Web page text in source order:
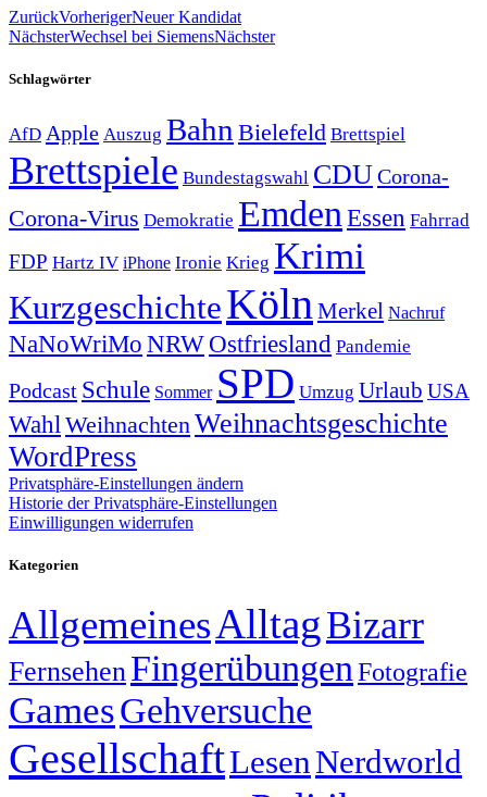
ZurückVorherigerNeuer Kandidat
NächsterWechsel bei SiemensNächster
Schlagwörter
AfD Apple Auszug Bahn Bielefeld Brettspiel
Brettspiele Bundestagswahl CDUCorona-
Corona-Virus Demokratie Emden Essen Fahrrad
FDP Hartz IV iPhone Ironie Krieg Krimi
KurzgeschichteKölnMerkel Nachruf
NaNoWriMo NRWOstfriesland Pandemie
Podcast Schule Sommer SPD Umzug Urlaub USA
WahlWeihnachtenWeihnachtsgeschichte
WordPress
Privatsphäre-Einstellungen ändern
Historie der Privatsphäre-Einstellungen
Einwilligungen widerrufen
Kategorien
AllgemeinesAlltagBizarr
Fernsehen Fingerübungen Fotografie
GamesGehversuche
GesellschaftLesen Nerdworld